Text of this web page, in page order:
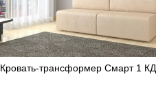
Кровать-трансформер Смарт 1 КД